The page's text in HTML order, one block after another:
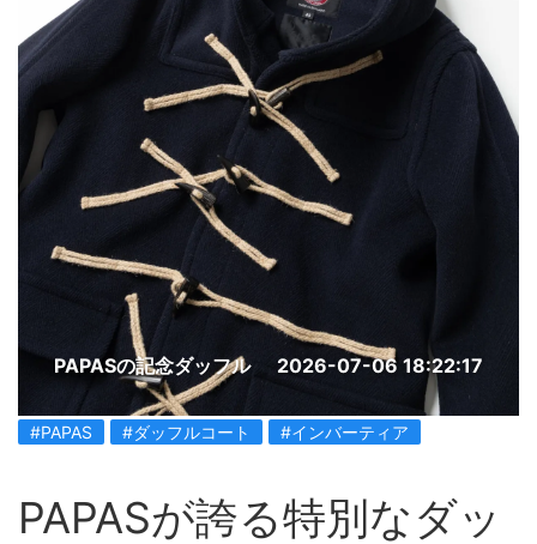
PAPASの記念ダッフル 2026-07-06 18:22:17
#PAPAS #ダッフルコート #インバーティア
PAPASが誇る特別なダッ